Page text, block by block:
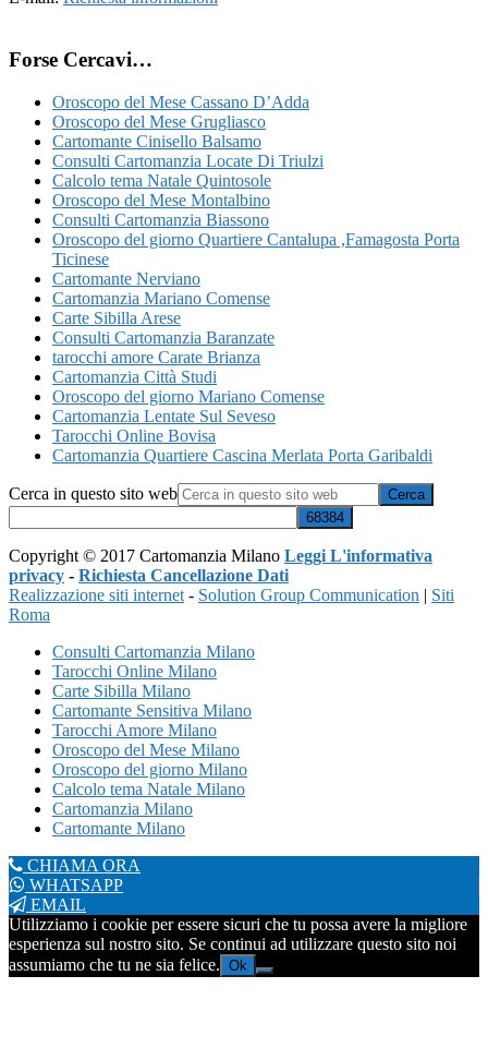
Forse Cercavi…
Oroscopo del Mese Cassano D’Adda
Oroscopo del Mese Grugliasco
Cartomante Cinisello Balsamo
Consulti Cartomanzia Locate Di Triulzi
Calcolo tema Natale Quintosole
Oroscopo del Mese Montalbino
Consulti Cartomanzia Biassono
Oroscopo del giorno Quartiere Cantalupa ​,Famagosta​ Porta
Ticinese
Cartomante Nerviano
Cartomanzia Mariano Comense
Carte Sibilla Arese
Consulti Cartomanzia Baranzate
tarocchi amore Carate Brianza
Cartomanzia Città Studi
Oroscopo del giorno Mariano Comense
Cartomanzia Lentate Sul Seveso
Tarocchi Online Bovisa
Cartomanzia Quartiere Cascina Merlata Porta Garibaldi
Cerca in questo sito web
Copyright © 2017 Cartomanzia Milano Leggi L'informativa
privacy - Richiesta Cancellazione Dati
Realizzazione siti internet - Solution Group Communication | Siti
Roma
Consulti Cartomanzia Milano
Tarocchi Online Milano
Carte Sibilla Milano
Cartomante Sensitiva Milano
Tarocchi Amore Milano
Oroscopo del Mese Milano
Oroscopo del giorno Milano
Calcolo tema Natale Milano
Cartomanzia Milano
Cartomante Milano
CHIAMA ORA
WHATSAPP
EMAIL
Utilizziamo i cookie per essere sicuri che tu possa avere la migliore
esperienza sul nostro sito. Se continui ad utilizzare questo sito noi
assumiamo che tu ne sia felice. Ok